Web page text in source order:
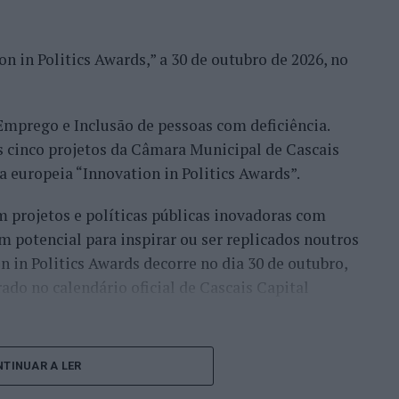
Kitewave, dedicada à navegação em ondas com
equipada com foil permite elevar-se acima da
distintas. A prova Downwind liga a praia
percurso, destina-se às categorias Kiteboard e
frente às piscinas municipais de Esposende, e
Kiteboard.
para a noite de sábado.
in Politics Awards,” a 30 de outubro de 2026, no
e Inclusão de pessoas com deficiência.
cinco projetos da Câmara Municipal de Cascais
“Innovation in Politics Awards”.
projetos e políticas públicas inovadoras com
potencial para inspirar ou ser replicados noutros
in Politics Awards decorre no dia 30 de outubro,
no calendário oficial de Cascais Capital
entre mais de 300 candidaturas
A LER